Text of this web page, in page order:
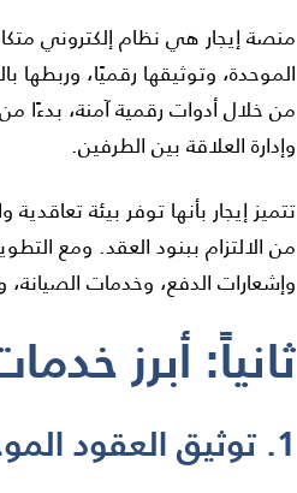
منصة إيجار هي نظام إلكتروني
الموحدة، وتوثيقها رقميًا، وربطها
من خلال أدوات رقمية آمنة، بدءًا من
وإدارة العلاقة بين الطرفين.
تتميز إيجار بأنها توفر بيئة
من الالتزام ببنود العقد. ومع
وإشعارات الدفع، وخدمات الصيانة،
ثانياً: أبرز
1. توثيق العقود الموحدة إلكترونيًا